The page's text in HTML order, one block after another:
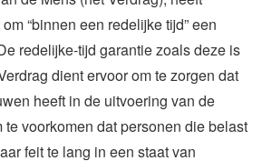
“binnen een redelijke tijd” een
redelijke-tijd garantie zoals deze is
dient ervoor om te zorgen dat
heeft in de uitvoering van de
te voorkomen dat personen die belast
feit te lang in een staat van